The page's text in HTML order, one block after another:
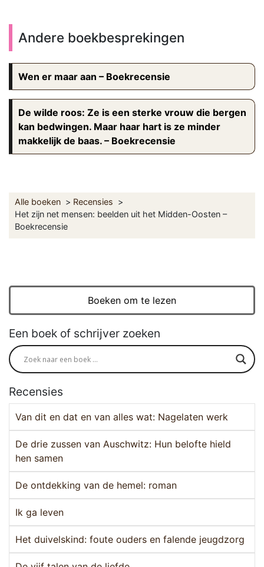
Andere boekbesprekingen
Wen er maar aan – Boekrecensie
De wilde roos: Ze is een sterke vrouw die bergen
kan bedwingen. Maar haar hart is ze minder
makkelijk de baas. – Boekrecensie
Alle boeken
Recensies
Het zijn net mensen: beelden uit het Midden-Oosten –
Boekrecensie
Boeken om te lezen
Een boek of schrijver zoeken
Recensies
Van dit en dat en van alles wat: Nagelaten werk
De drie zussen van Auschwitz: Hun belofte hield
hen samen
De ontdekking van de hemel: roman
Ik ga leven
Het duivelskind: foute ouders en falende jeugdzorg